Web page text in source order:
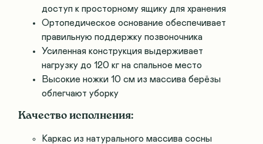
доступ к просторному ящику для хранения
Ортопедическое основание обеспечивает
правильную поддержку позвоночника
Усиленная конструкция выдерживает
нагрузку до 120 кг на спальное место
Высокие ножки 10 см из массива берёзы
облегчают уборку
Качество исполнения:
Каркас из натурального массива сосны